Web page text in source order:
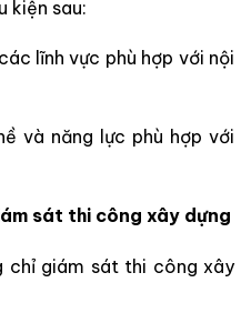
kiện sau:
lĩnh vực phù hợp với nội
và năng lực phù hợp với
sát thi công xây dựng
chỉ giám sát thi công xây